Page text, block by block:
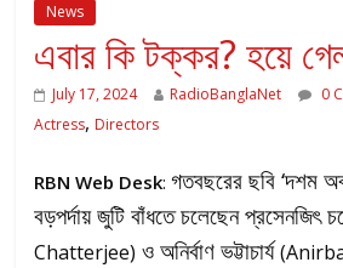
News
এবার কি টক্কর? হয়ে
July 17, 2024 RadioBanglaNet 0
Actress, Directors
RBN Web Desk: গতবছরের ছবি ‘দশম
বড়পর্দায় জুটি বাঁধতে চলেছেন প্রসেনজিৎ
Chatterjee) ও অনির্বাণ ভট্টাচার্য